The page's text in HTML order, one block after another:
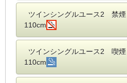
ツインシングルユース2 禁
110cm
ツインシングルユース2 喫
110cm